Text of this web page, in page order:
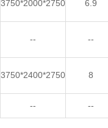
3750*2000*2750 6.9
-- --
3750*2400*2750 8
-- --